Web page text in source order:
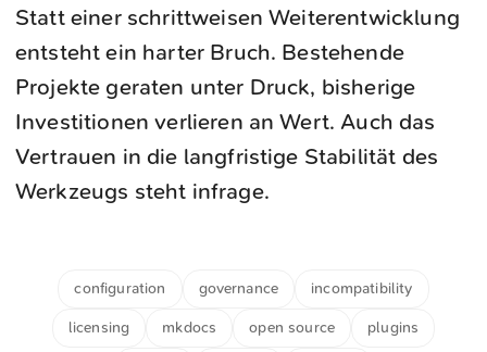
Statt einer schrittweisen Weiterentwicklung
entsteht ein harter Bruch. Bestehende
Projekte geraten unter Druck, bisherige
Investitionen verlieren an Wert. Auch das
Vertrauen in die langfristige Stabilität des
Werkzeugs steht infrage.
configuration governance incompatibility
licensing mkdocs open source plugins